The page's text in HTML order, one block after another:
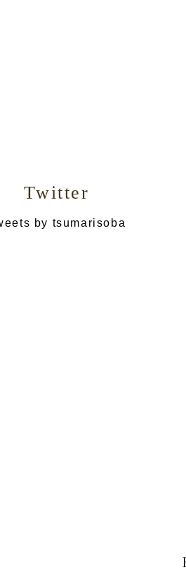
Twitter
by tsumarisoba